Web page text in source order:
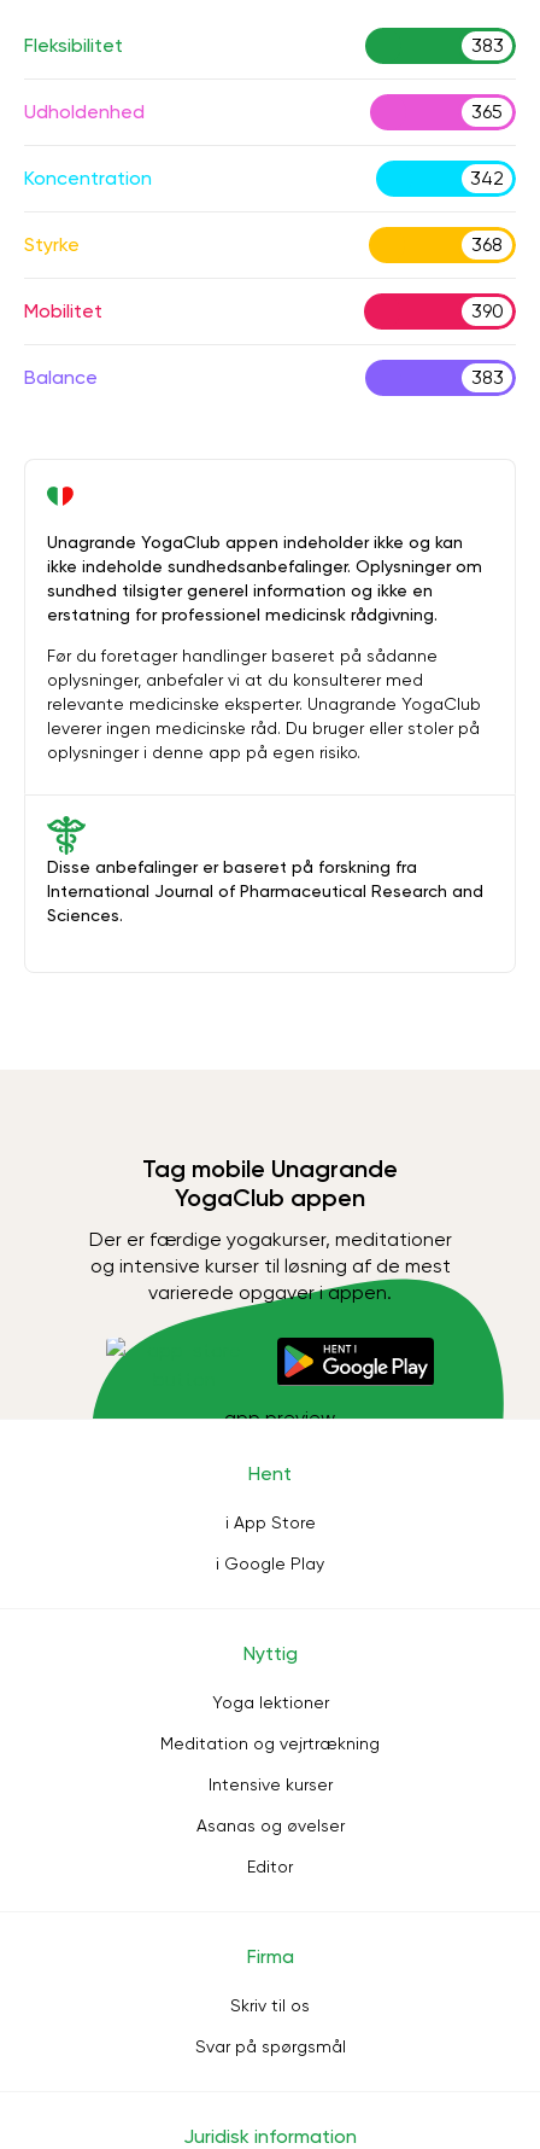
Fleksibilitet 383
Udholdenhed 365
Koncentration 342
Styrke 368
Mobilitet 390
Balance 383
Disse anbefalinger er baseret på forskning fra
International Journal of Pharmaceutical Research and
Sciences.
Unagrande YogaClub appen indeholder ikke og kan
ikke indeholde sundhedsanbefalinger. Oplysninger om
sundhed tilsigter generel information og ikke en
erstatning for professionel medicinsk rådgivning.
Før du foretager handlinger baseret på sådanne
oplysninger, anbefaler vi at du konsulterer med
relevante medicinske eksperter. Unagrande YogaClub
leverer ingen medicinske råd. Du bruger eller stoler på
oplysninger i denne app på egen risiko.
Tag mobile Unagrande
YogaClub appen
Der er færdige yogakurser, meditationer
og intensive kurser til løsning af de mest
varierede opgaver i appen.
Hent
i App Store
i Google Play
Nyttig
Yoga lektioner
Meditation og vejrtrækning
Intensive kurser
Asanas og øvelser
Editor
Firma
Skriv til os
Svar på spørgsmål
Juridisk information